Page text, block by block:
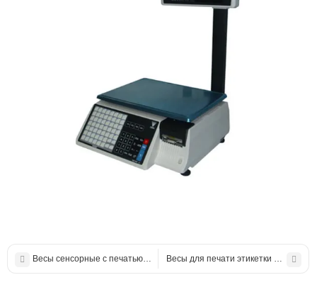
Весы сенсорные с печатью этикеток CAS CL8000-SU на 30 кг
Весы для печати этикетки ВТД-ВСК